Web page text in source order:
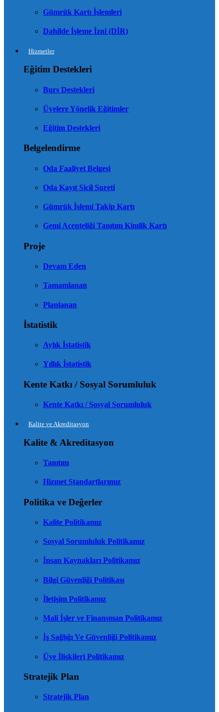
Gümrük Kartı İşlemleri
Dahilde İşleme İzni (DİR)
Hizmetler
Eğitim Destekleri
Burs Destekleri
Üyelere Yönelik Eğitimler
Eğitim Destekleri
Belgelendirme
Oda Faaliyet Belgesi
Oda Kayıt Sicil Sureti
Gümrük İşlemi Takip Kartı
Gemi Acenteliği Tanıtım Kimlik Kartı
Proje
Devam Eden
Tamamlanan
Planlanan
İstatistik
Aylık İstatistik
Yıllık İstatistik
Kente Katkı / Sosyal Sorumluluk
Kente Katkı / Sosyal Sorumluluk
Kalite ve Akreditasyon
Kalite & Akreditasyon
Tanıtım
Hizmet Standartlarımız
Politika ve Değerler
Kalite Politikamız
Sosyal Sorumluluk Politikamız
İnsan Kaynakları Politikamız
Bilgi Güvenliği Politikası
İletişim Politikamız
Mali İşler ve Finansman Politikamız
İş Sağlığı Ve Güvenliği Politikamız
Üye İlişkileri Politikamız
Stratejik Plan
Stratejik Plan